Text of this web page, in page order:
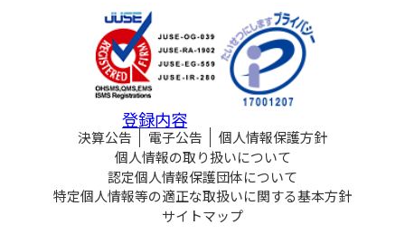
登録内容
決算公告 電子公告
個人情報保護方針
個人情報の取り扱いについて
認定個人情報保護団体について
特定個人情報等の適正な取扱いに関する基本方針
サイトマップ